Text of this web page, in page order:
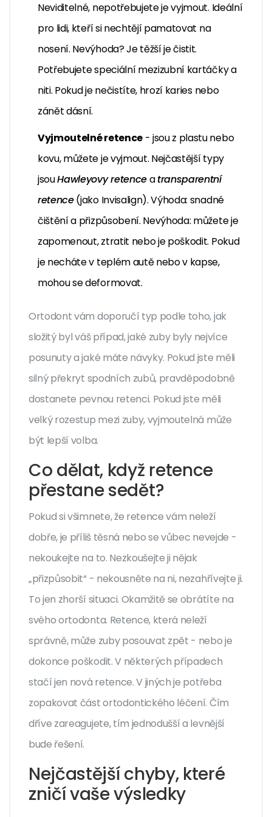
Neviditelné, nepotřebujete je vyjmout. Ideální
pro lidi, kteří si nechtějí pamatovat na
nosení. Nevýhoda? Je těžší je čistit.
Potřebujete speciální mezizubní kartáčky a
niti. Pokud je nečistíte, hrozí karies nebo
zánět dásní.
Vyjmoutelné retence- jsou z plastu nebo
kovu, můžete je vyjmout. Nejčastější typy
jsouHawleyovy retenceatransparentní
retence(jako Invisalign). Výhoda: snadné
čištění a přizpůsobení. Nevýhoda: můžete je
zapomenout, ztratit nebo je poškodit. Pokud
je necháte v teplém autě nebo v kapse,
mohou se deformovat.
Ortodont vám doporučí typ podle toho, jak
složitý byl váš případ, jaké zuby byly nejvíce
posunuty a jaké máte návyky. Pokud jste měli
silný překryt spodních zubů, pravděpodobně
dostanete pevnou retenci. Pokud jste měli
velký rozestup mezi zuby, vyjmoutelná může
být lepší volba.
Co dělat, když retence
přestane sedět?
Pokud si všimnete, že retence vám neleží
dobře, je příliš těsná nebo se vůbec nevejde -
nekoukejte na to. Nezkoušejte ji nějak
„přizpůsobit“ - nekousněte na ni, nezahřívejte ji.
To jen zhorší situaci. Okamžitě se obrátíte na
svého ortodonta. Retence, která neleží
správně, může zuby posouvat zpět - nebo je
dokonce poškodit. V některých případech
stačí jen nová retence. V jiných je potřeba
zopakovat část ortodontického léčení. Čím
dříve zareagujete, tím jednodušší a levnější
bude řešení.
Nejčastější chyby, které
zničí vaše výsledky